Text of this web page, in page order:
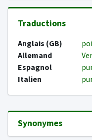
Traductions
Anglais (GB)
Allemand
Espagnol
Italien
Synonymes